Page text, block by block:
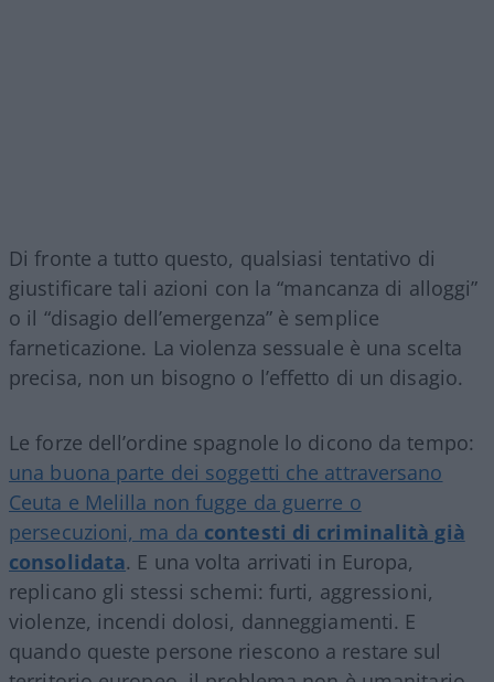
Di fronte a tutto questo, qualsiasi tentativo di
giustificare tali azioni con la “mancanza di alloggi”
o il “disagio dell’emergenza” è semplice
farneticazione. La violenza sessuale è una scelta
precisa, non un bisogno o l’effetto di un disagio.
Le forze dell’ordine spagnole lo dicono da tempo:
una buona parte dei soggetti che attraversano
Ceuta e Melilla non fugge da guerre o
persecuzioni, ma da contesti di criminalità già
consolidata. E una volta arrivati in Europa,
replicano gli stessi schemi: furti, aggressioni,
violenze, incendi dolosi, danneggiamenti. E
quando queste persone riescono a restare sul